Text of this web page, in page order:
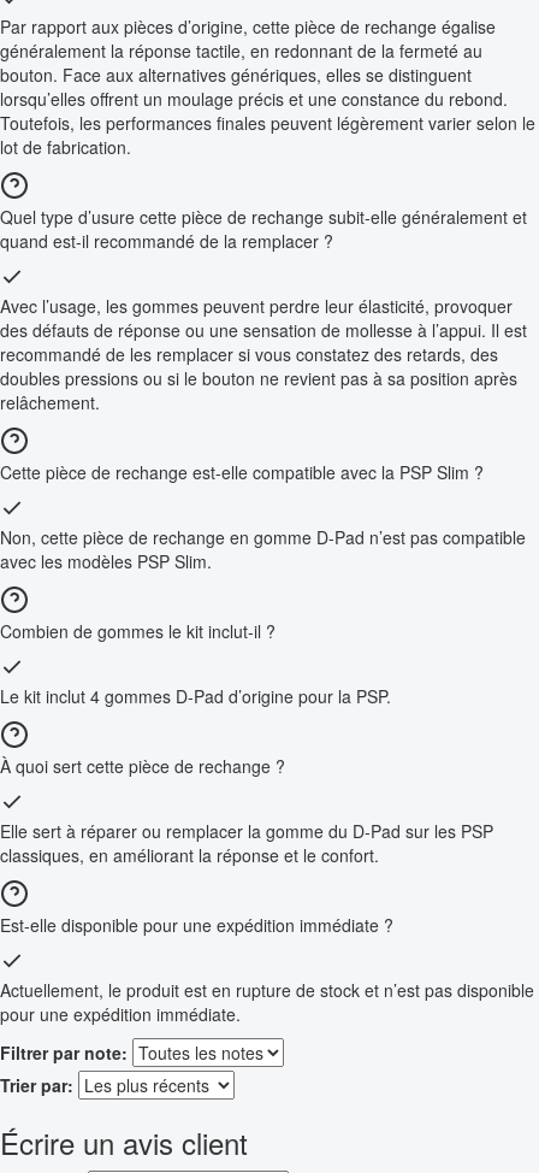
Par rapport aux pièces d’origine, cette pièce de rechange égalise
généralement la réponse tactile, en redonnant de la fermeté au
bouton. Face aux alternatives génériques, elles se distinguent
lorsqu’elles offrent un moulage précis et une constance du rebond.
Toutefois, les performances finales peuvent légèrement varier selon le
lot de fabrication.
Quel type d’usure cette pièce de rechange subit-elle généralement et
quand est-il recommandé de la remplacer ?
Avec l’usage, les gommes peuvent perdre leur élasticité, provoquer
des défauts de réponse ou une sensation de mollesse à l’appui. Il est
recommandé de les remplacer si vous constatez des retards, des
doubles pressions ou si le bouton ne revient pas à sa position après
relâchement.
Cette pièce de rechange est-elle compatible avec la PSP Slim ?
Non, cette pièce de rechange en gomme D-Pad n’est pas compatible
avec les modèles PSP Slim.
Combien de gommes le kit inclut-il ?
Le kit inclut 4 gommes D-Pad d’origine pour la PSP.
À quoi sert cette pièce de rechange ?
Elle sert à réparer ou remplacer la gomme du D-Pad sur les PSP
classiques, en améliorant la réponse et le confort.
Est-elle disponible pour une expédition immédiate ?
Actuellement, le produit est en rupture de stock et n’est pas disponible
pour une expédition immédiate.
Filtrer par note:
Trier par:
Écrire un avis client